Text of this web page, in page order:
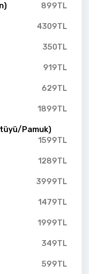
899TL
4309TL
350TL
919TL
629TL
1899TL
Pamuk)
1599TL
1289TL
3999TL
1479TL
1999TL
349TL
599TL